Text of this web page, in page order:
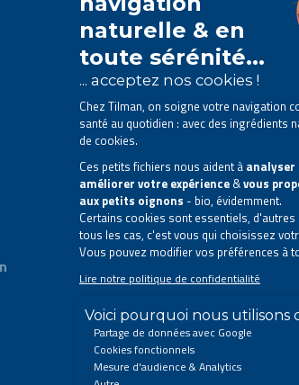
Volg ons op sociale